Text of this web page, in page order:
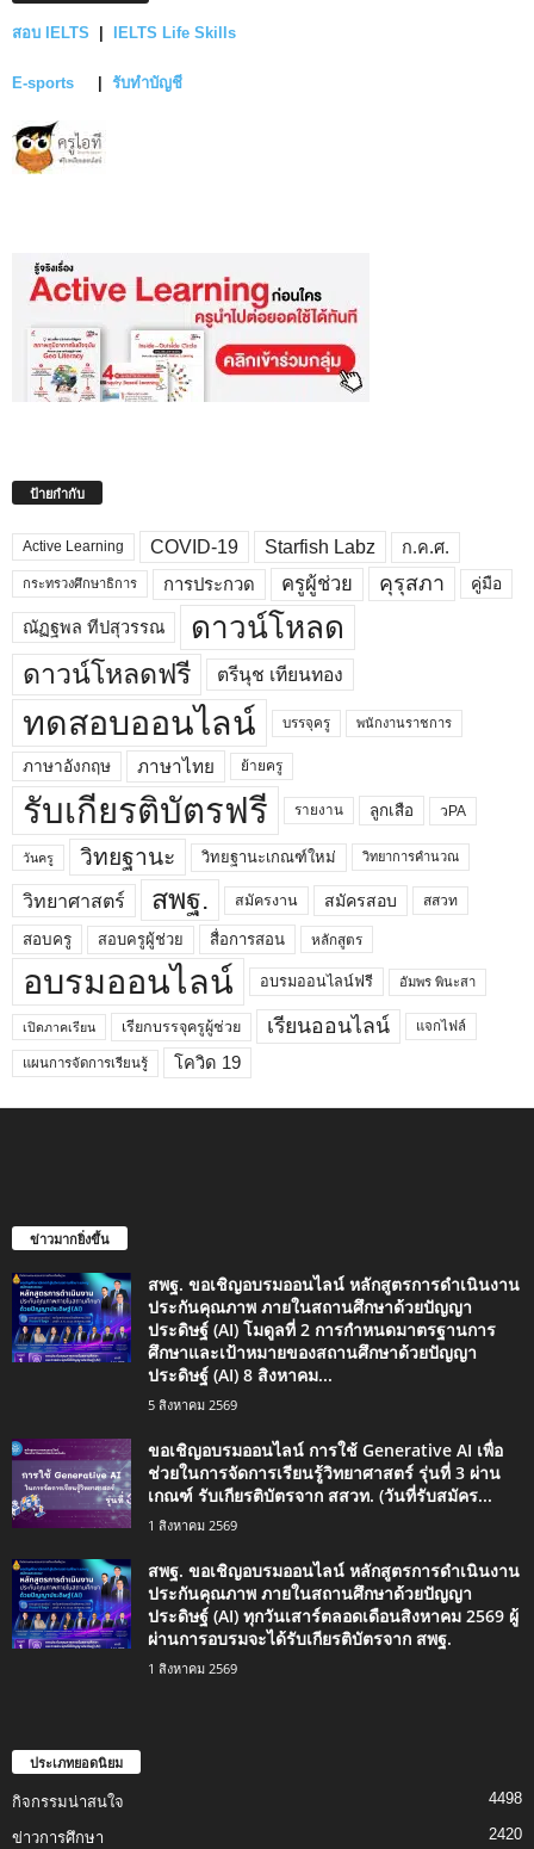
สอบ IELTS IELTS Life Skills
E-sports รับทำบัญชี
ป้ายกำกับ
Active Learning COVID-19 Starfish Labz ก.ค.ศ.
กระทรวงศึกษาธิการ การประกวด ครูผู้ช่วย คุรุสภา คู่มือ
ณัฏฐพล ทีปสุวรรณ ดาวน์โหลด
ดาวน์โหลดฟรี ตรีนุช เทียนทอง
ทดสอบออนไลน์ บรรจุครู พนักงานราชการ
ภาษาอังกฤษ ภาษาไทย ย้ายครู
รับเกียรติบัตรฟรี รายงาน ลูกเสือ วPA
วันครู วิทยฐานะ วิทยฐานะเกณฑ์ใหม่ วิทยาการคำนวณ
วิทยาศาสตร์ สพฐ. สมัครงาน สมัครสอบ สสวท
สอบครู สอบครูผู้ช่วย สื่อการสอน หลักสูตร
อบรมออนไลน์ อบรมออนไลน์ฟรี อัมพร พินะสา
เปิดภาคเรียน เรียกบรรจุครูผู้ช่วย เรียนออนไลน์ แจกไฟล์
แผนการจัดการเรียนรู้ โควิด 19
ข่าวมากยิ่งขึ้น
สพฐ. ขอเชิญอบรมออนไลน์ หลักสูตรการดำเนินงาน
ประกันคุณภาพ ภายในสถานศึกษาด้วยปัญญา
ประดิษฐ์ (AI) โมดูลที่ 2 การกำหนดมาตรฐานการ
ศึกษาและเป้าหมายของสถานศึกษาด้วยปัญญา
ประดิษฐ์ (AI) 8 สิงหาคม...
5 สิงหาคม 2569
ขอเชิญอบรมออนไลน์ การใช้ Generative AI เพื่อ
ช่วยในการจัดการเรียนรู้วิทยาศาสตร์ รุ่นที่ 3 ผ่าน
เกณฑ์ รับเกียรติบัตรจาก สสวท. (วันที่รับสมัคร...
1 สิงหาคม 2569
สพฐ. ขอเชิญอบรมออนไลน์ หลักสูตรการดำเนินงาน
ประกันคุณภาพ ภายในสถานศึกษาด้วยปัญญา
ประดิษฐ์ (AI) ทุกวันเสาร์ตลอดเดือนสิงหาคม 2569 ผู้
ผ่านการอบรมจะได้รับเกียรติบัตรจาก สพฐ.
1 สิงหาคม 2569
ประเภทยอดนิยม
กิจกรรมน่าสนใจ 4498
ข่าวการศึกษา 2420